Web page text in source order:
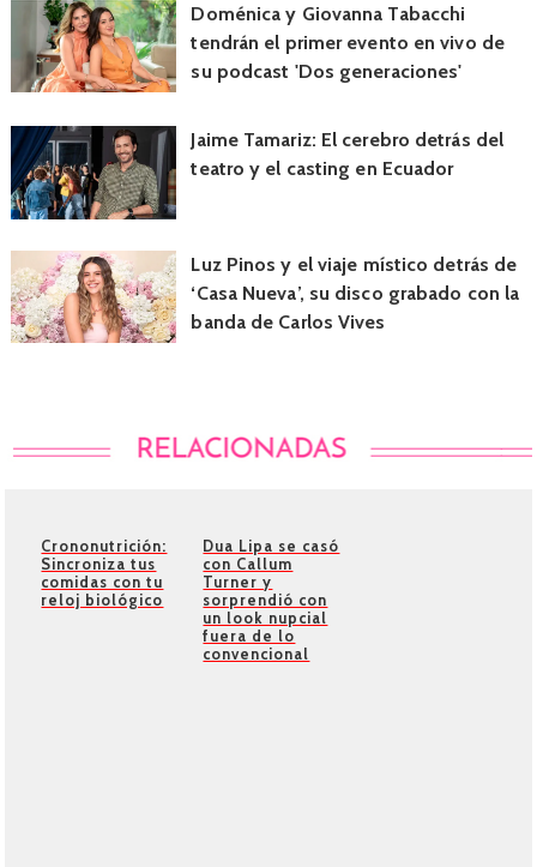
Doménica y Giovanna Tabacchi
tendrán el primer evento en vivo de
su podcast 'Dos generaciones'
Jaime Tamariz: El cerebro detrás del
teatro y el casting en Ecuador
Luz Pinos y el viaje místico detrás de
‘Casa Nueva’, su disco grabado con la
banda de Carlos Vives
Crononutrición:
Sincroniza tus
comidas con tu
reloj biológico
Dua Lipa se casó
con Callum
Turner y
sorprendió con
un look nupcial
fuera de lo
convencional